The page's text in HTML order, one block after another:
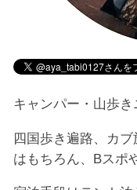
キャンパー・山歩き
四国歩き遍路、カ
はもちろん、Bスポ